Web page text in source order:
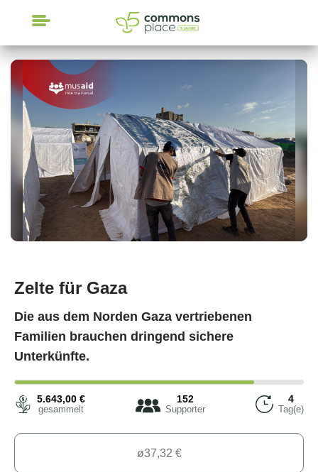
CrowdFunding
Zelte für Gaza
Die aus dem Norden Gaza vertriebenen
Familien brauchen dringend sichere
Unterkünfte.
5.643,00 €
gesammelt
152
Supporter
4
Tag(e)